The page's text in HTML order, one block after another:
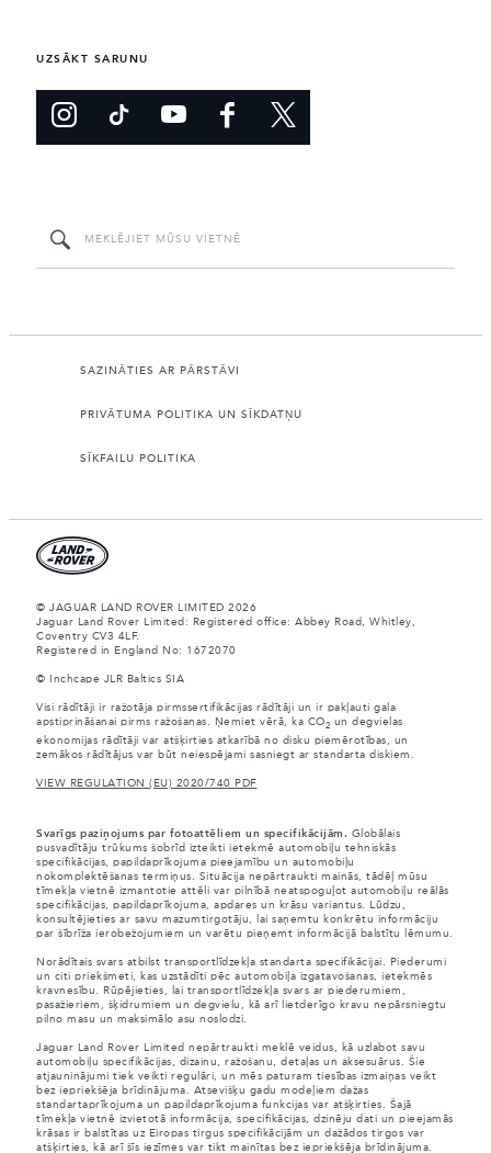
UZSĀKT SARUNU
SAZINĀTIES AR PĀRSTĀVI
PRIVĀTUMA POLITIKA UN SĪKDATŅU
SĪKFAILU POLITIKA
© JAGUAR LAND ROVER LIMITED 2026
Jaguar Land Rover Limited: Registered office: Abbey Road, Whitley,
Coventry CV3 4LF.
Registered in England No: 1672070
© Inchcape JLR Baltics SIA
Visi rādītāji ir ražotāja pirmssertifikācijas rādītāji un ir pakļauti gala
apstiprināšanai pirms ražošanas. Ņemiet vērā, ka CO2 un degvielas
ekonomijas rādītāji var atšķirties atkarībā no disku piemērotības, un
zemākos rādītājus var būt neiespējami sasniegt ar standarta diskiem.
VIEW REGULATION (EU) 2020/740 PDF
Svarīgs paziņojums par fotoattēliem un specifikācijām. Globālais
pusvadītāju trūkums šobrīd izteikti ietekmē automobiļu tehniskās
specifikācijas, papildaprīkojuma pieejamību un automobiļu
nokomplektēšanas termiņus. Situācija nepārtraukti mainās, tādēļ mūsu
tīmekļa vietnē izmantotie attēli var pilnībā neatspoguļot automobiļu reālās
specifikācijas, papildaprīkojuma, apdares un krāsu variantus. Lūdzu,
konsultējieties ar savu mazumtirgotāju, lai saņemtu konkrētu informāciju
par šībrīža ierobežojumiem un varētu pieņemt informācijā balstītu lēmumu.
Norādītais svars atbilst transportlīdzekļa standarta specifikācijai. Piederumi
un citi priekšmeti, kas uzstādīti pēc automobiļa izgatavošanas, ietekmēs
kravnesību. Rūpējieties, lai transportlīdzekļa svars ar piederumiem,
pasažieriem, šķidrumiem un degvielu, kā arī lietderīgo kravu nepārsniegtu
pilno masu un maksimālo asu noslodzi.
Jaguar Land Rover Limited nepārtraukti meklē veidus, kā uzlabot savu
automobiļu specifikācijas, dizainu, ražošanu, detaļas un aksesuārus. Šie
atjauninājumi tiek veikti regulāri, un mēs paturam tiesības izmaiņas veikt
bez iepriekšēja brīdinājuma. Atsevišķu gadu modeļiem dažas
standartaprīkojuma un papildaprīkojuma funkcijas var atšķirties. Šajā
tīmekļa vietnē izvietotā informācija, specifikācijas, dzinēju dati un pieejamās
krāsas ir balstītas uz Eiropas tirgus specifikācijām un dažādos tirgos var
atšķirties, kā arī šīs iezīmes var tikt mainītas bez iepriekšēja brīdinājuma.